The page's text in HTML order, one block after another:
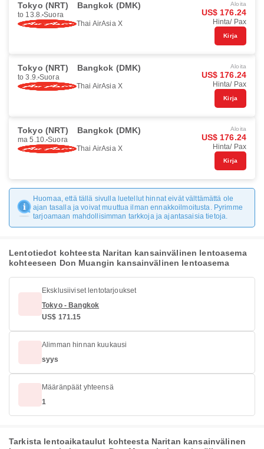
Tokyo (NRT) Bangkok (DMK)
to 13.8. Suora
Thai AirAsia X
Aloita
US$ 176.24
Hinta/ Pax
Kirja
Tokyo (NRT) Bangkok (DMK)
to 3.9. Suora
Thai AirAsia X
Aloita
US$ 176.24
Hinta/ Pax
Kirja
Tokyo (NRT) Bangkok (DMK)
ma 5.10. Suora
Thai AirAsia X
Aloita
US$ 176.24
Hinta/ Pax
Kirja
Huomaa, että tällä sivulla luetellut hinnat eivät välttämättä ole
ajan tasalla ja voivat muuttua ilman ennakkoilmoitusta. Pyrimme
tarjoamaan mahdollisimman tarkkoja ja ajantasaisia tietoja.
Lentotiedot kohteesta Naritan kansainvälinen lentoasema
kohteeseen Don Muangin kansainvälinen lentoasema
Eksklusiiviset lentotarjoukset
Tokyo - Bangkok
US$ 171.15
Alimman hinnan kuukausi
syys
Määränpäät yhteensä
1
Tarkista lentoaikataulut kohteesta Naritan kansainvälinen